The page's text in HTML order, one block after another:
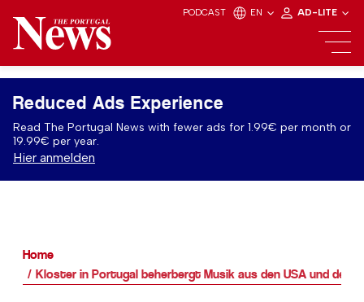
PODCAST EN AD-LITE
Reduced Ads Experience
Read The Portugal News with fewer ads for 1.99€ per month or
19.99€ per year.
Hier anmelden
Home
Kloster in Portugal beherbergt Musik aus den USA und dem